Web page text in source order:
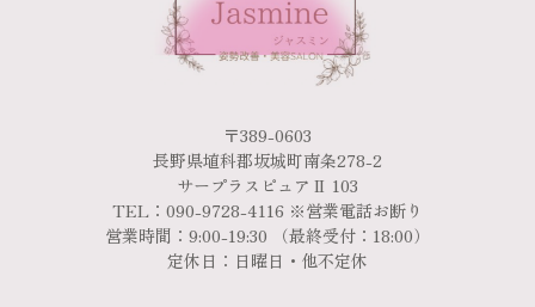
〒389-0603
長野県埴科郡坂城町南条278-2
サープラスピュアⅡ 103
TEL：090-9728-4116 ※営業電話お断り
営業時間：9:00-19:30 （最終受付：18:00）
定休日：日曜日・他不定休